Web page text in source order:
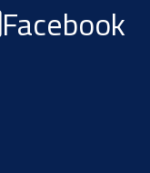
Facebook